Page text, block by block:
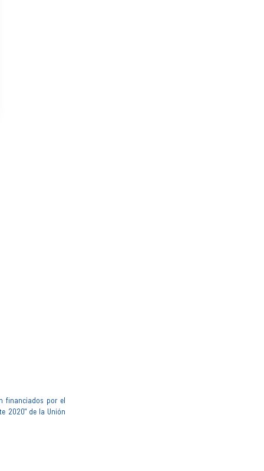
financiados por el
2020" de la Unión